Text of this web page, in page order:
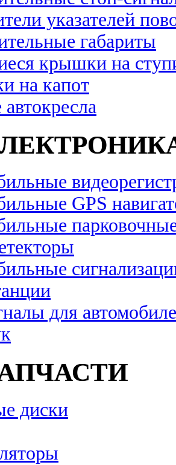
указателей
габариты
крышки на
на капот
GPS
для
диски